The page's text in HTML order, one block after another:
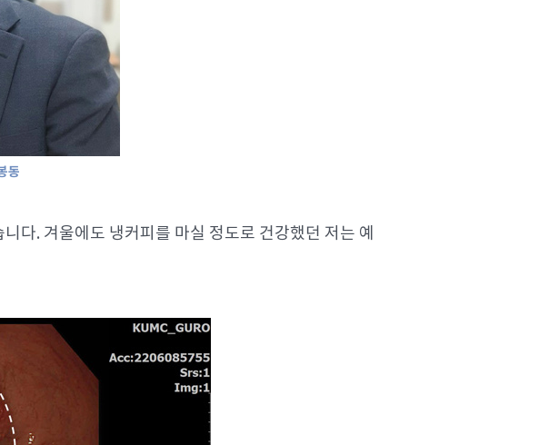
동
다. 겨울에도 냉커피를 마실 정도로 건강했던 저는 예